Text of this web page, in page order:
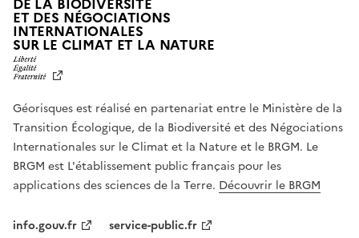
DE LA BIODIVERSITÉ
ET DES NÉGOCIATIONS
INTERNATIONALES
SUR LE CLIMAT ET LA NATUREL
T
É
,
É
G
A
L
Géorisques est réalisé en partenariat entre le Ministère de la
Transition Écologique, de la Biodiversité et des Négociations
Internationales sur le Climat et la Nature et le BRGM. Le
BRGM est L'établissement public français pour les
applications des sciences de la Terre. Découvrir le BRGM
info.gouv.fr
service-public.fr